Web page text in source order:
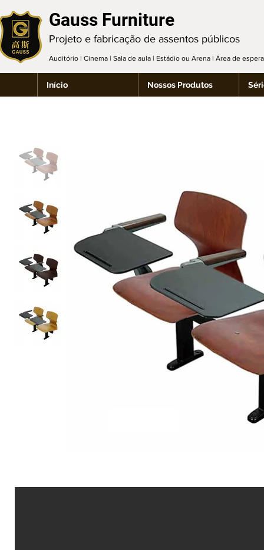
Gauss Furniture
Projeto e fabricação de assentos públicos
Auditório | Cinema | Sala de aula | Estádio ou Arena | Área de
Início Nossos Produtos